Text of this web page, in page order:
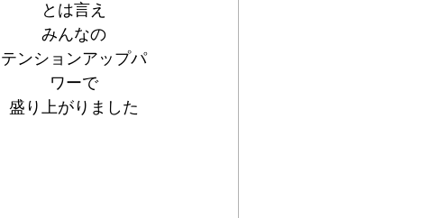
とは言え
みんなの
テンションアップパ
ワーで
盛り上がりました